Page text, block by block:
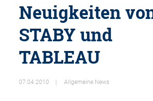
Neuigkeiten
STABY und
TABLEAU
07.04.2010 Allgemeine News